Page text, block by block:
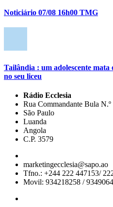
Noticiário 07/08 16h00 TMG
Tailândia : um adolescente mata
no seu liceu
Rádio Ecclesia
Rua Commandante Bula N.º
São Paulo
Luanda
Angola
C.P. 3579
marketingecclesia@sapo.ao
Tfno.: +244 222 447153/
Movil: 934218258 /